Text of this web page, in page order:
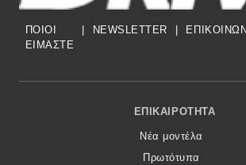
ΠΟΙΟΙ
ΕΙΜΑΣΤΕ
NEWSLETTER
Footer Menu
ΕΠΙΚΑΙΡΌΤΗΤΑ
Νέα μοντέλα
Πρωτότυπα